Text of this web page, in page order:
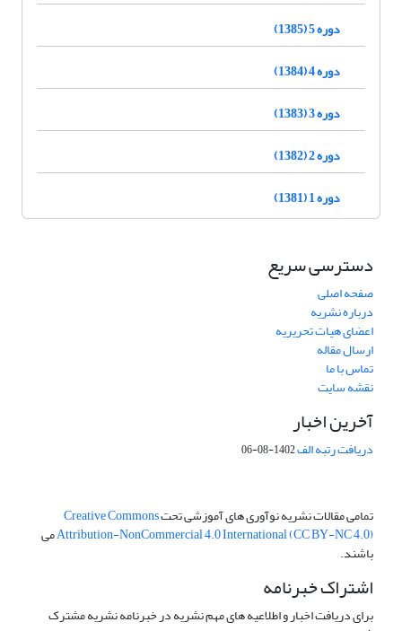
دوره 5 (1385)
دوره 4 (1384)
دوره 3 (1383)
دوره 2 (1382)
دوره 1 (1381)
دسترسی سریع
صفحه اصلی
درباره نشریه
اعضای هیات تحریریه
ارسال مقاله
تماس با ما
نقشه سایت
آخرین اخبار
دریافت رتبه الف1402-08-06
تمامی مقالات نشریه نوآوری های آموزشی تحتCreative Commons
Attribution-NonCommercial 4.0 International (CC BY-NC 4.0)می
باشند.
اشتراک خبرنامه
برای دریافت اخبار و اطلاعیه های مهم نشریه در خبرنامه نشریه مشترک